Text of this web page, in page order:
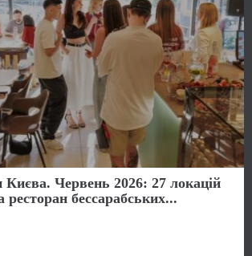
Києва. Червень 2026: 27 локацій
ресторан бессарабських...